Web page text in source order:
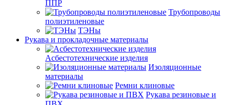
ППР
Трубопроводы
полиэтиленовые
ТЭНы
Рукава и прокладочные материалы
Асбестотехнические изделия
Изоляционные
материалы
Ремни клиновые
Рукава резиновые и